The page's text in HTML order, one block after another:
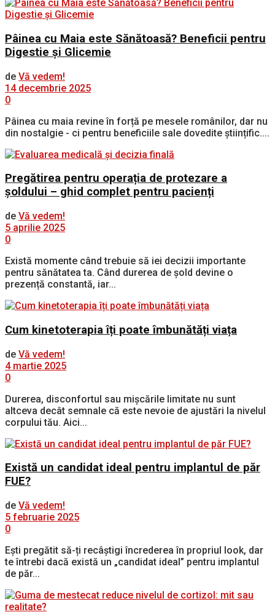
Pâinea cu Maia este Sănătoasă? Beneficii pentru
Digestie și Glicemie
de Vă vedem!
14 decembrie 2025
0
Pâinea cu maia revine în forță pe mesele românilor, dar nu
din nostalgie - ci pentru beneficiile sale dovedite științific....
Pregătirea pentru operația de protezare a
șoldului – ghid complet pentru pacienți
de Vă vedem!
5 aprilie 2025
0
Există momente când trebuie să iei decizii importante
pentru sănătatea ta. Când durerea de șold devine o
prezență constantă, iar...
Cum kinetoterapia îți poate îmbunătăți viața
de Vă vedem!
4 martie 2025
0
Durerea, disconfortul sau mișcările limitate nu sunt
altceva decât semnale că este nevoie de ajustări la nivelul
corpului tău. Aici...
Există un candidat ideal pentru implantul de păr
FUE?
de Vă vedem!
5 februarie 2025
0
Ești pregătit să-ți recâștigi încrederea în propriul look, dar
te întrebi dacă există un „candidat ideal” pentru implantul
de păr...